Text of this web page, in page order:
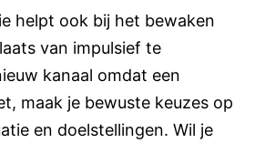
helpt ook bij het bewaken
van impulsief te
kanaal omdat een
maak je bewuste keuzes op
en doelstellingen. Wil je